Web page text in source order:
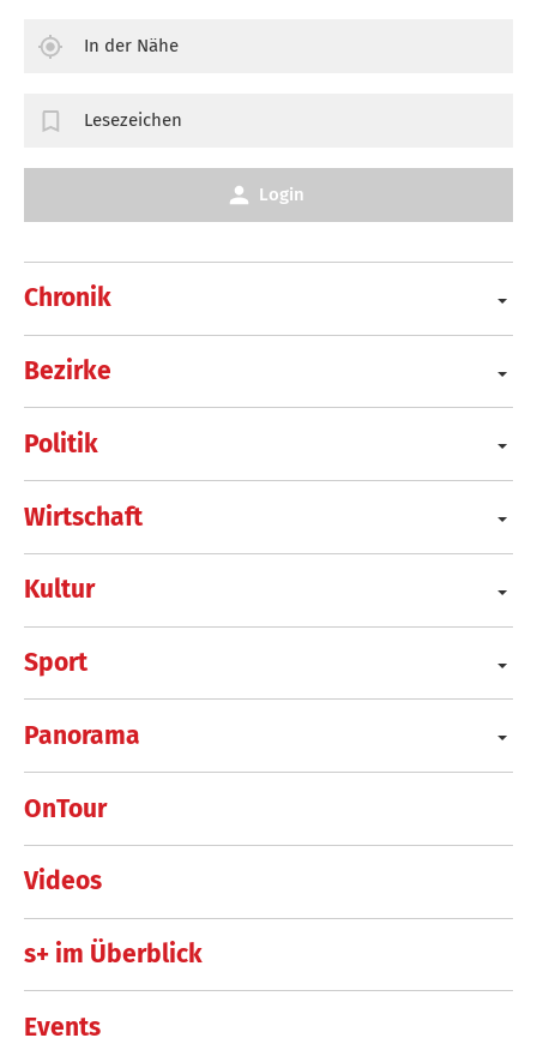
Chronik
Bezirke
Politik
Wirtschaft
Kultur
Sport
Panorama
OnTour
Videos
s+ im Überblick
Events
In der Nähe
Lesezeichen
Login